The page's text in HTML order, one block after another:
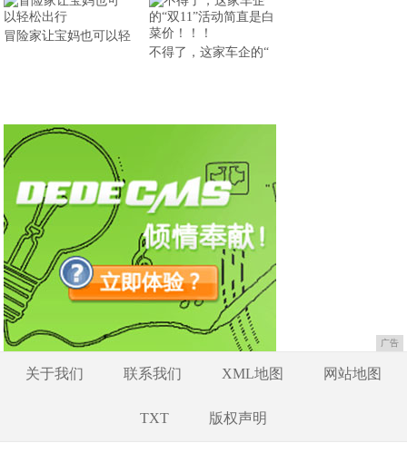
冒险家让宝妈也可以轻
不得了，这家车企的“
广告
关于我们 联系我们 XML地图 网站地图
TXT 版权声明